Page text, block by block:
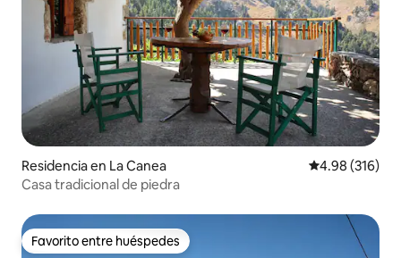
Residencia en La Canea Calificación
4.98 (316)
Casa tradicional de piedra
Favorito entre huéspedes
Favorito entre huéspedes